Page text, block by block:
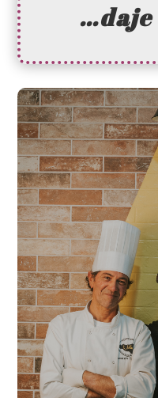
…daje